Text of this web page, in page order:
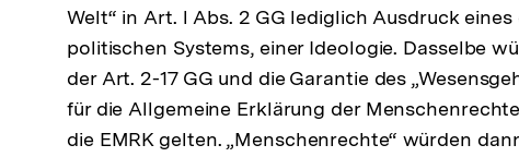
Welt“ in Art. l Abs. 2 GG lediglich Ausdruck
politischen Systems, einer Ideologie. Dasselbe
der Art. 2-17 GG und die Garantie des
für die Allgemeine Erklärung der
die EMRK gelten. „Menschenrechte“ würden